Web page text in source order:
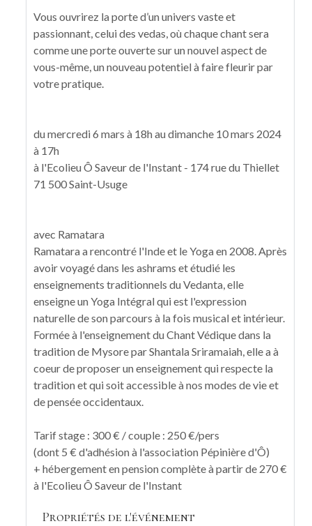
Vous ouvrirez la porte d’un univers vaste et
passionnant, celui des vedas, où chaque chant sera
comme une porte ouverte sur un nouvel aspect de
vous-même, un nouveau potentiel à faire fleurir par
votre pratique.
du mercredi 6 mars à 18h au dimanche 10 mars 2024
à 17h
à l'Ecolieu Ô Saveur de l'Instant - 174 rue du Thiellet
71 500 Saint-Usuge
avec Ramatara
Ramatara a rencontré l'Inde et le Yoga en 2008. Après
avoir voyagé dans les ashrams et étudié les
enseignements traditionnels du Vedanta, elle
enseigne un Yoga Intégral qui est l'expression
naturelle de son parcours à la fois musical et intérieur.
Formée à l'enseignement du Chant Védique dans la
tradition de Mysore par Shantala Sriramaiah, elle a à
coeur de proposer un enseignement qui respecte la
tradition et qui soit accessible à nos modes de vie et
de pensée occidentaux.
Tarif stage : 300 € / couple : 250 €/pers
(dont 5 € d'adhésion à l'association Pépinière d'Ô)
+ hébergement en pension complète à partir de 270 €
à l'Ecolieu Ô Saveur de l'Instant
Propriétés de l'événement